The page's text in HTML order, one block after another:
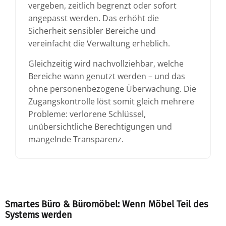
vergeben, zeitlich begrenzt oder sofort
angepasst werden. Das erhöht die
Sicherheit sensibler Bereiche und
vereinfacht die Verwaltung erheblich.
Gleichzeitig wird nachvollziehbar, welche
Bereiche wann genutzt werden – und das
ohne personenbezogene Überwachung. Die
Zugangskontrolle löst somit gleich mehrere
Probleme: verlorene Schlüssel,
unübersichtliche Berechtigungen und
mangelnde Transparenz.
Smartes Büro & Büromöbel: Wenn Möbel Teil des
Systems werden